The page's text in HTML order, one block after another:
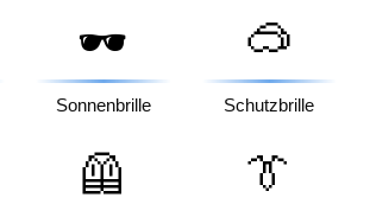
🕶️
Sonnenbrille
🥽
Schutzbrille
🦺 👔